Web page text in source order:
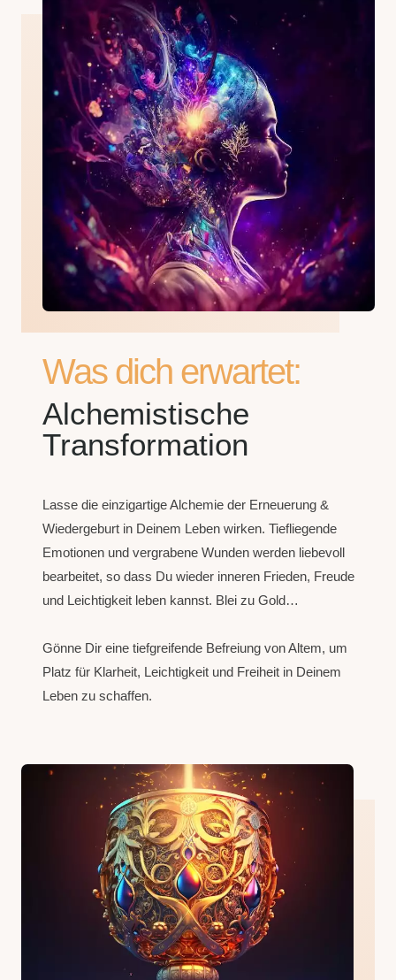
Was dich erwartet:
Alchemistische
Transformation
Lasse die einzigartige Alchemie der Erneuerung &
Wiedergeburt in Deinem Leben wirken. Tiefliegende
Emotionen und vergrabene Wunden werden liebevoll
bearbeitet, so dass Du wieder inneren Frieden, Freude
und Leichtigkeit leben kannst. Blei zu Gold…
Gönne Dir eine tiefgreifende Befreiung von Altem, um
Platz für Klarheit, Leichtigkeit und Freiheit in Deinem
Leben zu schaffen.